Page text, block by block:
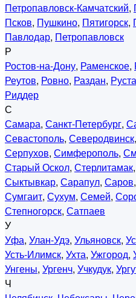
Петропавловск-Камчатский,
Псков, Пушкино, Пятигорск,
Павлодар, Петропавловск
Р
Ростов-на-Дону, Раменское,
Реутов, Ровно, Раздан,
Риддер
С
Самара, Санкт-Петербург,
Севастополь, Северодвинск,
Серпухов, Симферополь,
Старый Оскол, Стерлитамак,
Сыктывкар, Сарапул, Саров,
Сумгаит, Сухум, Семей,
Степногорск, Сатпаев
У
Уфа, Улан-Удэ, Ульяновск,
Усть-Илимск, Ухта, Ужгород,
Унгены, Ургенч, Учкудук,
Ч